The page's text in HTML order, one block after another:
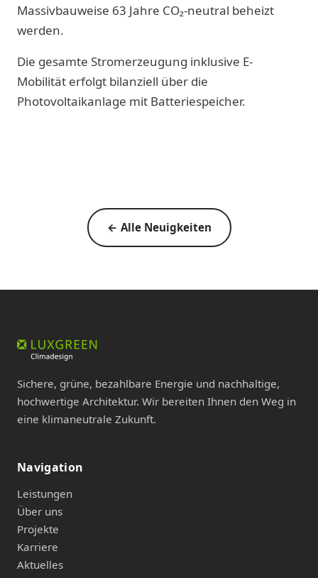
Massivbauweise 63 Jahre CO₂-neutral beheizt
werden.
Die gesamte Stromerzeugung inklusive E-
Mobilität erfolgt bilanziell über die
Photovoltaikanlage mit Batteriespeicher.
← Alle Neuigkeiten
Sichere, grüne, bezahlbare Energie und nachhaltige,
hochwertige Architektur. Wir bereiten Ihnen den Weg in
eine klimaneutrale Zukunft.
Navigation
Leistungen
Über uns
Projekte
Karriere
Aktuelles